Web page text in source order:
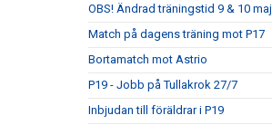
OBS! Ändrad träningstid 9 & 10 maj
Match på dagens träning mot P17
Bortamatch mot Astrio
P19 - Jobb på Tullakrok 27/7
Inbjudan till föräldrar i P19